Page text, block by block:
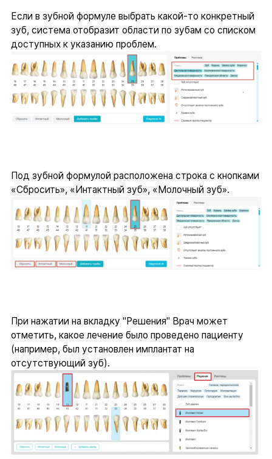
Если в зубной формуле выбрать какой-то конкретный
зуб, система отобразит области по зубам со списком
доступных к указанию проблем.
Под зубной формулой расположена строка с кнопками
«Сбросить», «Интактный зуб», «Молочный зуб».
При нажатии на вкладку "Решения" Врач может
отметить, какое лечение было проведено пациенту
(например, был установлен имплантат на
отсутствующий зуб).